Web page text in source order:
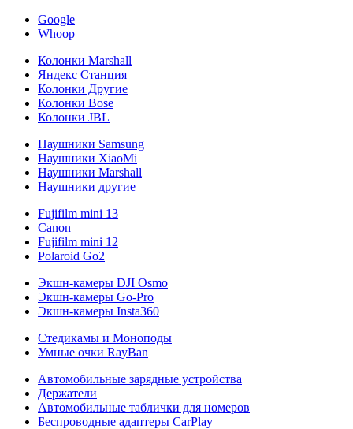
Google
Whoop
Колонки Marshall
Яндекс Станция
Колонки Другие
Колонки Bose
Колонки JBL
Наушники Samsung
Наушники XiaoMi
Наушники Marshall
Наушники другие
Fujifilm mini 13
Canon
Fujifilm mini 12
Polaroid Go2
Экшн-камеры DJI Osmo
Экшн-камеры Go-Pro
Экшн-камеры Insta360
Стедикамы и Моноподы
Умные очки RayBan
Автомобильные зарядные устройства
Держатели
Автомобильные таблички для номеров
Беспроводные адаптеры CarPlay